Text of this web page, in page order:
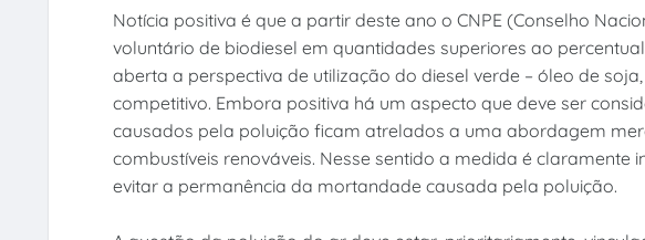
Notícia positiva é que a partir deste ano o CNPE (Conselho
voluntário de biodiesel em quantidades superiores ao
aberta a perspectiva de utilização do diesel verde – óleo de
competitivo. Embora positiva há um aspecto que deve ser
causados pela poluição ficam atrelados a uma abordagem
combustíveis renováveis. Nesse sentido a medida é claramente
evitar a permanência da mortandade causada pela poluição.